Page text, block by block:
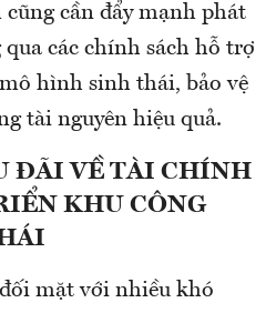
cần đẩy mạnh phát
các chính sách hỗ trợ
hình sinh thái, bảo vệ
tài nguyên hiệu quả.
ĐÃI VỀ TÀI CHÍNH
KHU CÔNG
mặt với nhiều khó